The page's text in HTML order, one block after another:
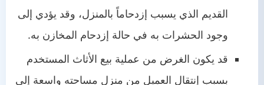
القديم الذي يسبب إزدحاماً بالمنزل، وقد يؤدي إلى
وجود الحشرات به في حالة إزدحام المخازن به.
قد يكون الغرض من عملية بيع الأثاث المستخدم
بسبب إنتقال العميل من منزل مساحته واسعة إلى